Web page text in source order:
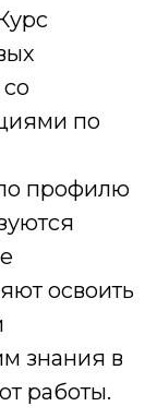
по
профилю
освоить
знания в
работы.